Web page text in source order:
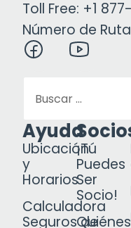
Toll Free: +1
Número de
Ayuda
Ubicación
y
Horarios
Calculadora
Seguros de
¡Tú
Puedes
Ser
Socio!
Quiénes